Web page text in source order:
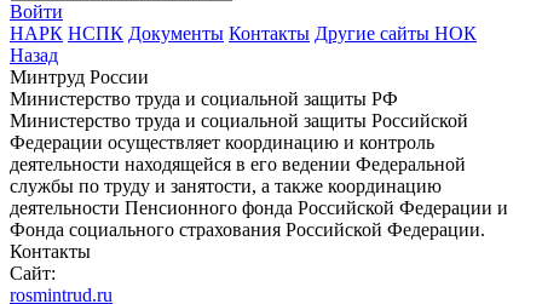
Войти
НАРК НСПК Документы Контакты Другие сайты НОК
Назад
Минтруд России
Министерство труда и социальной защиты РФ
Министерство труда и социальной защиты Российской
Федерации осуществляет координацию и контроль
деятельности находящейся в его ведении Федеральной
службы по труду и занятости, а также координацию
деятельности Пенсионного фонда Российской Федерации и
Фонда социального страхования Российской Федерации.
Контакты
Сайт:
rosmintrud.ru